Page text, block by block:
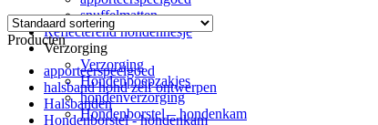
snuffelmatten
Reflecterend hondenhesje
Verzorging
Verzorging
Hondenpoepzakjes
hondenverzorging
Hondenborstel – hondenkam
Producten
apporteerspeelgoed
halsband hond zelf ontwerpen
Halsbanden
Hondenborstel - hondenkam